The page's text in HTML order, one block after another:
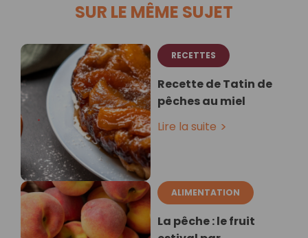
SUR LE MÊME SUJET
RECETTES
Recette de Tatin de
pêches au miel
Lire la suite
ALIMENTATION
La pêche : le fruit